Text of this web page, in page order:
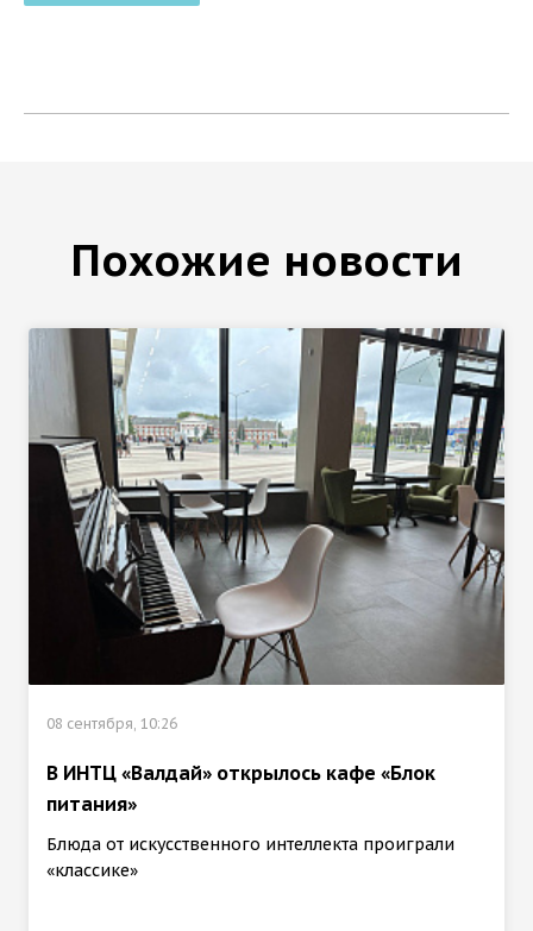
Похожие новости
08 сентября, 10:26
В ИНТЦ «Валдай» открылось кафе «Блок
питания»
Блюда от искусственного интеллекта проиграли
«классике»